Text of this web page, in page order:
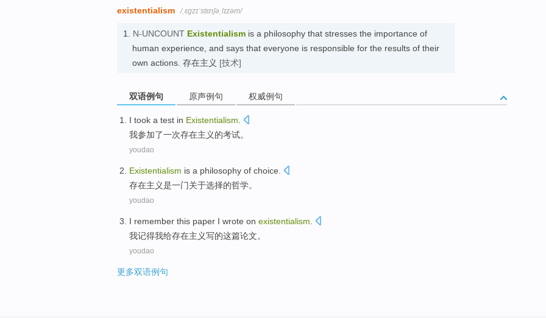
existentialism /ˌɛɡzɪˈstɛnʃəˌlɪzəm/
1. N-UNCOUNT Existentialism is a philosophy that stresses the importance of
human experience, and says that everyone is responsible for the results of their
own actions. 存在主义 [技术]
双语例句 原声例句 权威例句
I took a test in Existentialism.
我参加了一次存在主义的考试。
youdao
Existentialism is a philosophy of choice
存在主义是一门关于选择的哲学。
youdao
I remember this paper I wrote on existentialism
我记得我给存在主义写的这篇论文。
youdao
更多双语例句